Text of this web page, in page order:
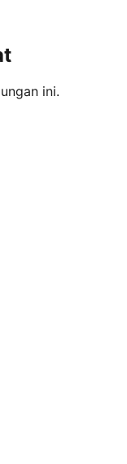
ini.